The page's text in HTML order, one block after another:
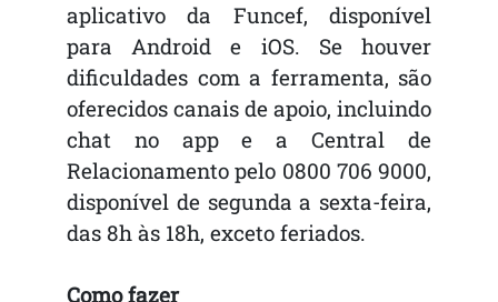
aplicativo da Funcef, disponível
para Android e iOS. Se houver
dificuldades com a ferramenta, são
oferecidos canais de apoio, incluindo
chat no app e a Central de
Relacionamento pelo 0800 706 9000,
disponível de segunda a sexta-feira,
das 8h às 18h, exceto feriados.
Como fazer